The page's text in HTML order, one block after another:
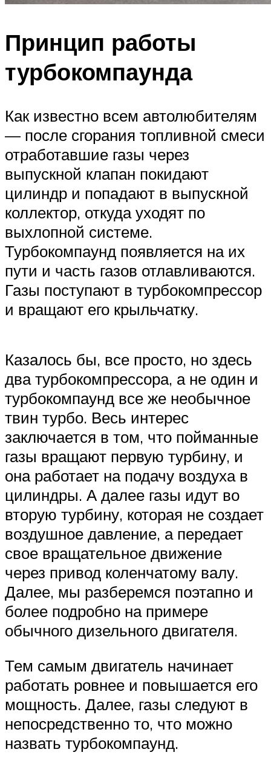
Принцип работы
турбокомпаунда
Как известно всем автолюбителям
— после сгорания топливной смеси
отработавшие газы через
выпускной клапан покидают
цилиндр и попадают в выпускной
коллектор, откуда уходят по
выхлопной системе.
Турбокомпаунд появляется на их
пути и часть газов отлавливаются.
Газы поступают в турбокомпрессор
и вращают его крыльчатку.
Казалось бы, все просто, но здесь
два турбокомпрессора, а не один и
турбокомпаунд все же необычное
твин турбо. Весь интерес
заключается в том, что пойманные
газы вращают первую турбину, и
она работает на подачу воздуха в
цилиндры. А далее газы идут во
вторую турбину, которая не создает
воздушное давление, а передает
свое вращательное движение
через привод коленчатому валу.
Далее, мы разберемся поэтапно и
более подробно на примере
обычного дизельного двигателя.
Тем самым двигатель начинает
работать ровнее и повышается его
мощность. Далее, газы следуют в
непосредственно то, что можно
назвать турбокомпаунд.